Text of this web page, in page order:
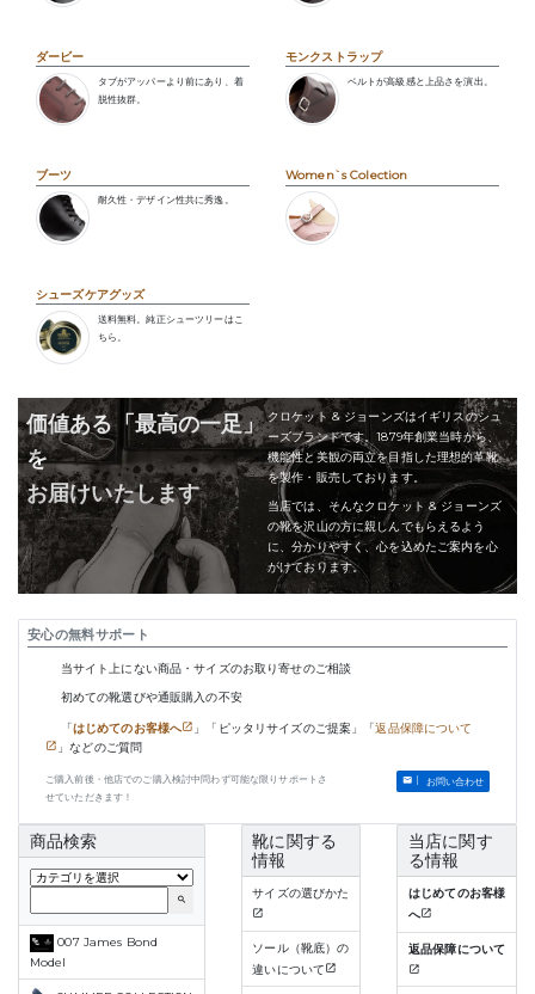
ダービー
タブがアッパーより前にあり、着
脱性抜群。
モンクストラップ
ベルトが高級感と上品さを演出。
ブーツ
耐久性・デザイン性共に秀逸。
Women`s Colection
シューズケアグッズ
送料無料。純正シューツリーはこ
ちら。
価値ある「最高の一足」
を
お届けいたします
クロケット & ジョーンズはイギリスのシュ
ーズブランドです。1879年創業当時から、
機能性と美観の両立を目指した理想的革靴
を製作・販売しております。
当店では、そんなクロケット & ジョーンズ
の靴を沢山の方に親しんでもらえるよう
に、分かりやすく、心を込めたご案内を心
がけております。
安心の無料サポート
当サイト上にない商品・サイズのお取り寄せのご相談
初めての靴選びや通販購入の不安
「はじめてのお客様へ 」「ピッタリサイズのご提案」「返品保障について
」などのご質問
ご購入前後・他店でのご購入検討中問わず可能な限りサポートさ
せていただきます！
お問い合わせ
商品検索
search
007 James Bond
Model
靴に関する
情報
サイズの選びかた
ソール（靴底）の
違いについて
当店に関す
る情報
はじめてのお客様
へ
返品保障について